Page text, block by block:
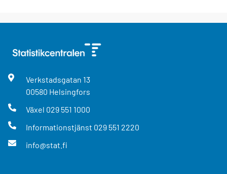
Verkstadsgatan 13
00580 Helsingfors
Växel 029 551 1000
Informationstjänst 029 551 2220
info@stat.fi